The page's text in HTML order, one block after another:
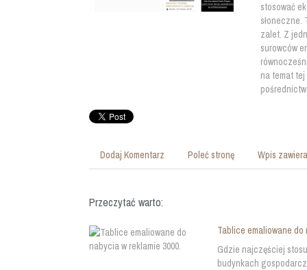
stosować
słoneczne.
zalet. Z
surowców
na temat
Dodaj Komentarz Poleć stronę Wpis
Przeczytać warto:
Tablice emaliowane do
Gdzie najczęściej
budynkach